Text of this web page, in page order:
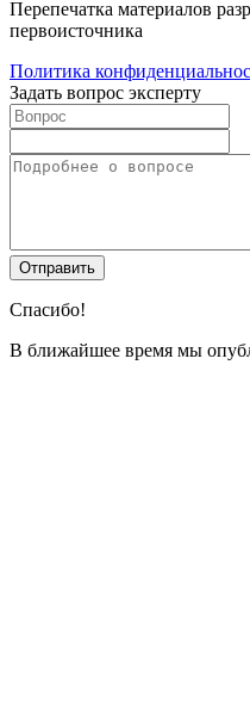
Перепечатка материалов
первоисточника
Политика
Задать вопрос эксперту
Спасибо!
В ближайшее время мы